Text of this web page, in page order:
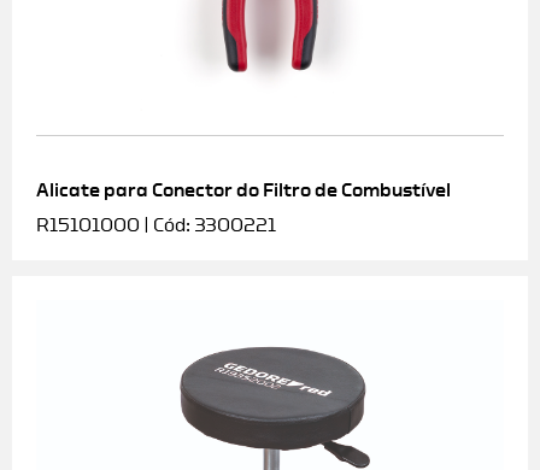
Alicate para Conector do Filtro de Combustível
R15101000 | Cód: 3300221